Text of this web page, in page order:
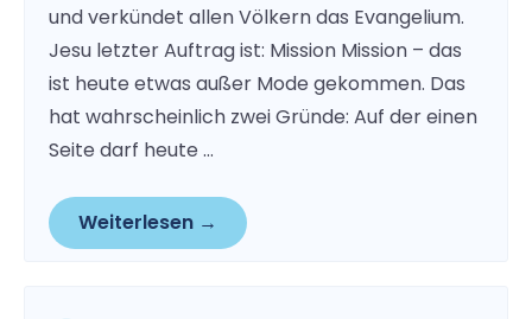
und verkündet allen Völkern das Evangelium.
Jesu letzter Auftrag ist: Mission Mission – das
ist heute etwas außer Mode gekommen. Das
hat wahrscheinlich zwei Gründe: Auf der einen
Seite darf heute …
Weiterlesen →